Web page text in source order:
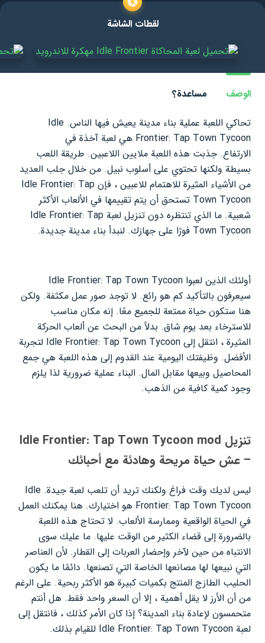
لقطات الشاشة
الوصف
مساعدة؟
تحاكي اللعبة عملية بناء مدينة يعيش فيها الناس. Idle
Frontier: Tap Town Tycoon هي لعبة آخذة في
الارتفاع. جذبت هذه اللعبة ملايين اللاعبين. طريقة اللعب
بسيطة ولكنها تحتوي على أسلوب نبيل. من خلال جلب العديد
من الأشياء المثيرة للاهتمام للاعبين ، فإن Idle Frontier: Tap
Town Tycoon تستحق أن يتم تقييمها في الألعاب الأكثر
شعبية. ما الذي تنتظره دون تنزيل لعبة Idle Frontier: Tap
Town Tycoon فورًا على جهازك. لنبدأ بناء مدينة جديدة.
أولئك الذين لعبوا Idle Frontier: Tap Town Tycoon
سيعرفون بالتأكيد كم هو رائع. لا توجد صور عمل مكثفة. ولكن
هنا ستكون حياة ممتعة للجميع معًا. إنه مكان مناسب
للاسترخاء بعد يوم شاق. بدلاً من البحث عن ألعاب الحركة
المثيرة ، انتقل إلى Idle Frontier: Tap Town Tycoon لتجربة
الأفضل. وظيفتك اليومية عند القدوم إلى هذه اللعبة هي جمع
المحاصيل وبيعها مقابل المال. البناء عملية ضرورية لذا يلزم
وجود كمية كافية من الذهب.
تنزيل Idle Frontier: Tap Town Tycoon mod
– عش حياة مريحة وهادئة مع أحبائك
ليس لديك وقت فراغ ولكنك تريد أن تلعب لعبة جيدة. Idle
Frontier: Tap Town Tycoon هو اختيارك. هنا يمكنك العمل
في الحياة الواقعية وممارسة الألعاب. لا تحتاج هذه اللعبة
بالضرورة إلى قضاء الكثير من الوقت عليها. ما عليك سوى
الانتباه من حين لآخر وإحضار العربات إلى القطار. لأن العناصر
التي نبيعها لها مصانعها الخاصة التي تصنعها. دائمًا ما يكون
الحليب الطازج المنتج بكميات كبيرة هو الأكثر ربحية. على الرغم
من أن الأرز لا يقل أهمية ، إلا أن السعر واحد فقط. هل أنتم
متحمسون لإعادة بناء المدينة؟ إذا كان الأمر كذلك ، فانتقل إلى
لعبة Idle Frontier: Tap Town Tycoon للقيام بذلك.